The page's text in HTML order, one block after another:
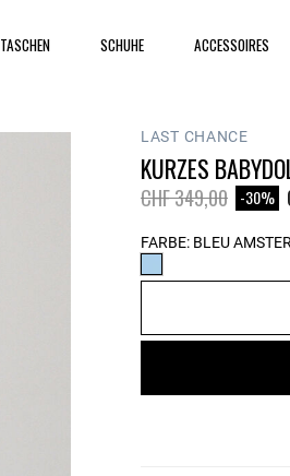
TASCHEN SCHUHE ACCESSOIRES
LAST CHANCE
KURZES
Price reduced from
CHF 349,00to-30%
FARBE: BLEU